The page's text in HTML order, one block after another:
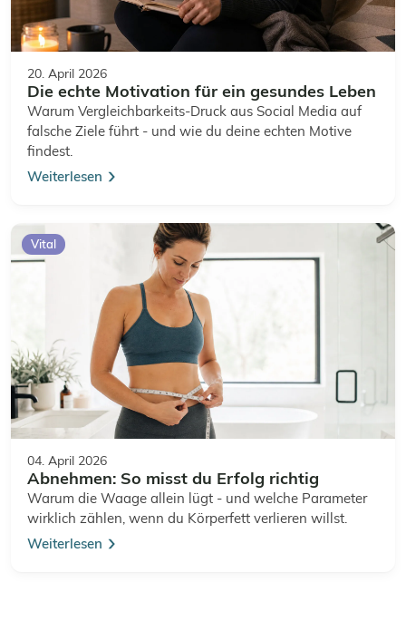
20. April 2026
Die echte Motivation für ein gesundes Leben
Warum Vergleichbarkeits-Druck aus Social Media auf
falsche Ziele führt - und wie du deine echten Motive
findest.
Weiterlesen
Vital
04. April 2026
Abnehmen: So misst du Erfolg richtig
Warum die Waage allein lügt - und welche Parameter
wirklich zählen, wenn du Körperfett verlieren willst.
Weiterlesen